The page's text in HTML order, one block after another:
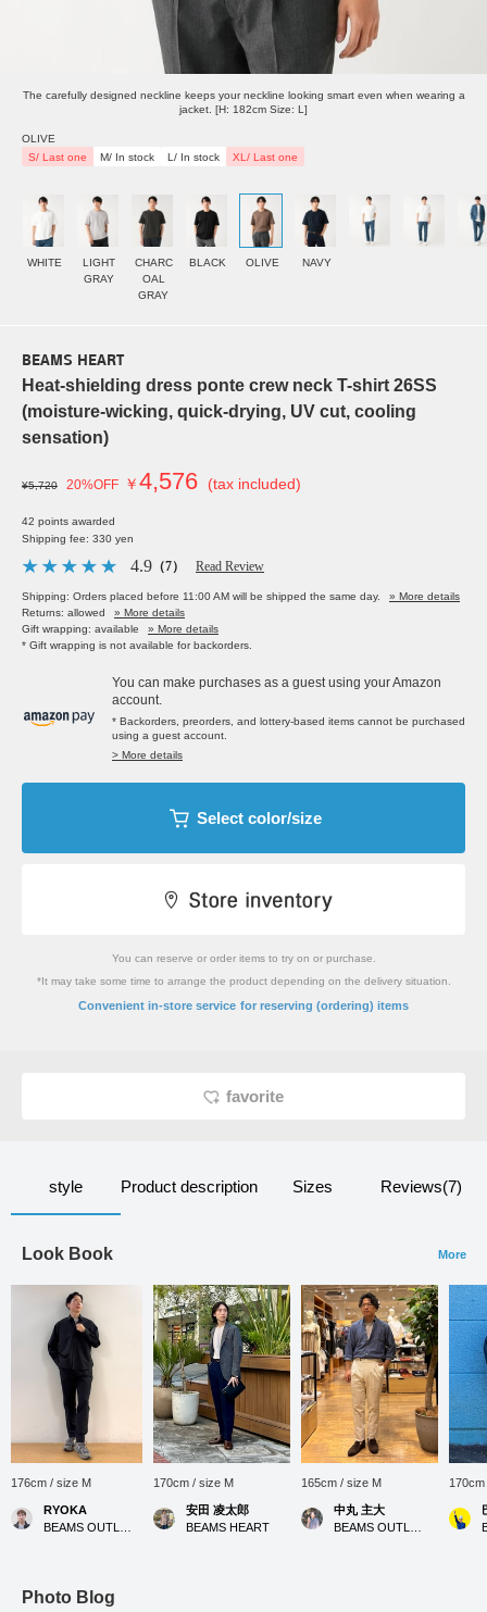
The carefully designed neckline keeps your neckline looking smart even when wearing a
jacket. [H: 182cm Size: L]
OLIVE
S/ Last one
M/ In stock L/ In stock XL/ Last one
WHITE
LIGHT
GRAY
CHARC
OAL
GRAY
BLACK OLIVE NAVY
BEAMS HEART
Heat-shielding dress ponte crew neck T-shirt 26SS
(moisture-wicking, quick-drying, UV cut, cooling
sensation)
¥5,720 20%OFF ￥4,576 (tax included)
42 points awarded
Shipping fee: 330 yen
4.9 （7） Read Review
Shipping: Orders placed before 11:00 AM will be shipped the same day.
» More details
Returns: allowed
» More details
Gift wrapping: available
» More details
* Gift wrapping is not available for backorders.
You can make purchases as a guest using your Amazon
account.
* Backorders, preorders, and lottery-based items cannot be purchased
using a guest account.
> More details
Select color/size
You can reserve or order items to try on or purchase.
*It may take some time to arrange the product depending on the delivery situation.
Convenient in-store service for reserving (ordering) items
favorite
style Product description Sizes Reviews(7)
Look Book More
176cm / size M
RYOKA
170cm / size M
安田 凌太郎
BEAMS HEART
165cm / size M
中丸 主大
Photo Blog